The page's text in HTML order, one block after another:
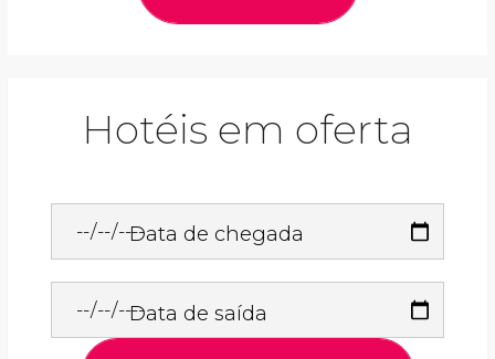
Hotéis em oferta
Data de chegada
Data de saída